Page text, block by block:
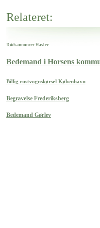
Relateret:
Dødsannoncer Haslev
Bedemand i Horsens
Billig rustvognskørsel København
Begravelse Frederiksberg
Bedemand Gørlev